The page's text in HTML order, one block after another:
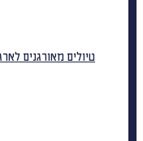
טיולים מאורגנים